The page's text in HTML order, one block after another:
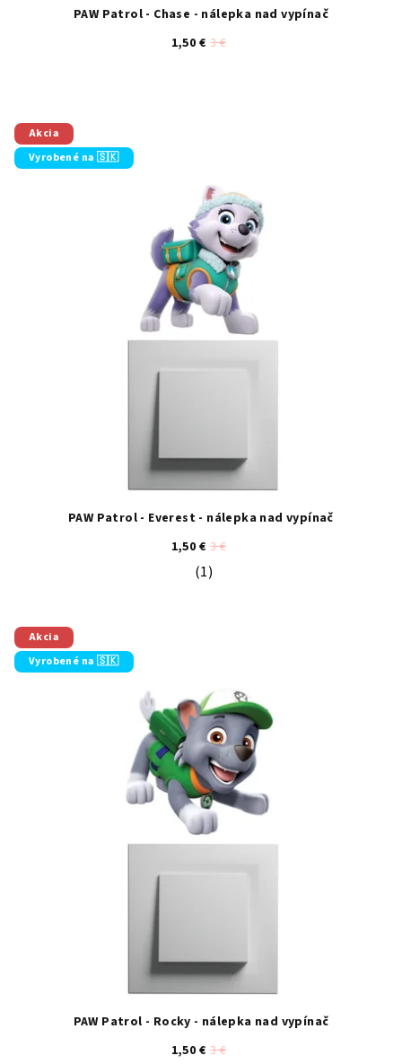
PAW Patrol - Chase - nálepka nad vypínač
1,50 € 3 €
Akcia
Vyrobené na 🇸🇰
PAW Patrol - Everest - nálepka nad vypínač
1,50 € 3 €
Priemerné hodnotenie produktu
(1)
Akcia
Vyrobené na 🇸🇰
PAW Patrol - Rocky - nálepka nad vypínač
1,50 € 3 €